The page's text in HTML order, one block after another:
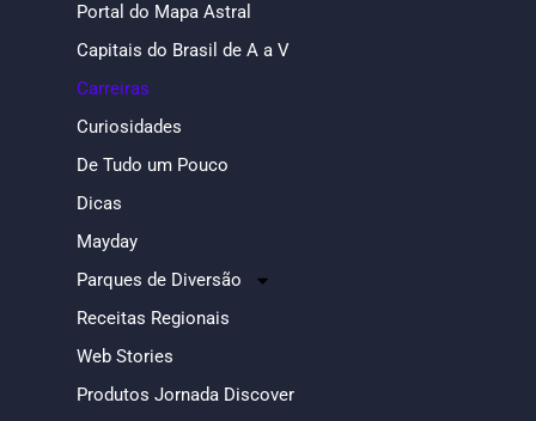
Portal do Mapa Astral
Capitais do Brasil de A a V
Carreiras
Curiosidades
De Tudo um Pouco
Dicas
Mayday
Parques de Diversão
Receitas Regionais
Web Stories
Produtos Jornada Discover